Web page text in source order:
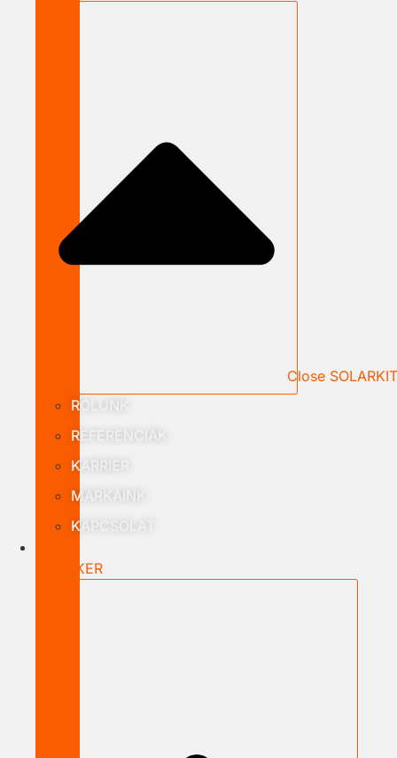
Close SOLARKIT
RÓLUNK
REFERENCIÁK
KARRIER
MÁRKÁINK
KAPCSOLAT
NAGYKER